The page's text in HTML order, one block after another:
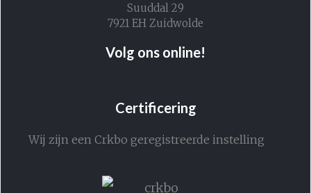
Suuddal 29
7921 EH Zuidwolde
Volg ons online!
Certificering
Wij zijn een Crkbo geregistreerde instelling